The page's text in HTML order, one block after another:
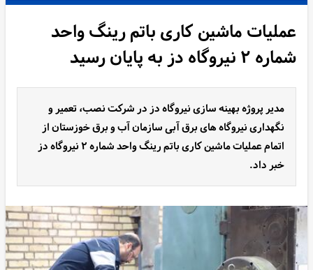
عملیات ماشین کاری باتم رینگ واحد
شماره ۲ نیروگاه دز به پایان رسید
مدیر پروژه بهینه سازی نیروگاه دز در شرکت نصب، تعمیر و
نگهداری نیروگاه های برق آبی سازمان آب و برق خوزستان از
اتمام عملیات ماشین کاری باتم رینگ واحد شماره ۲ نیروگاه دز
خبر داد.